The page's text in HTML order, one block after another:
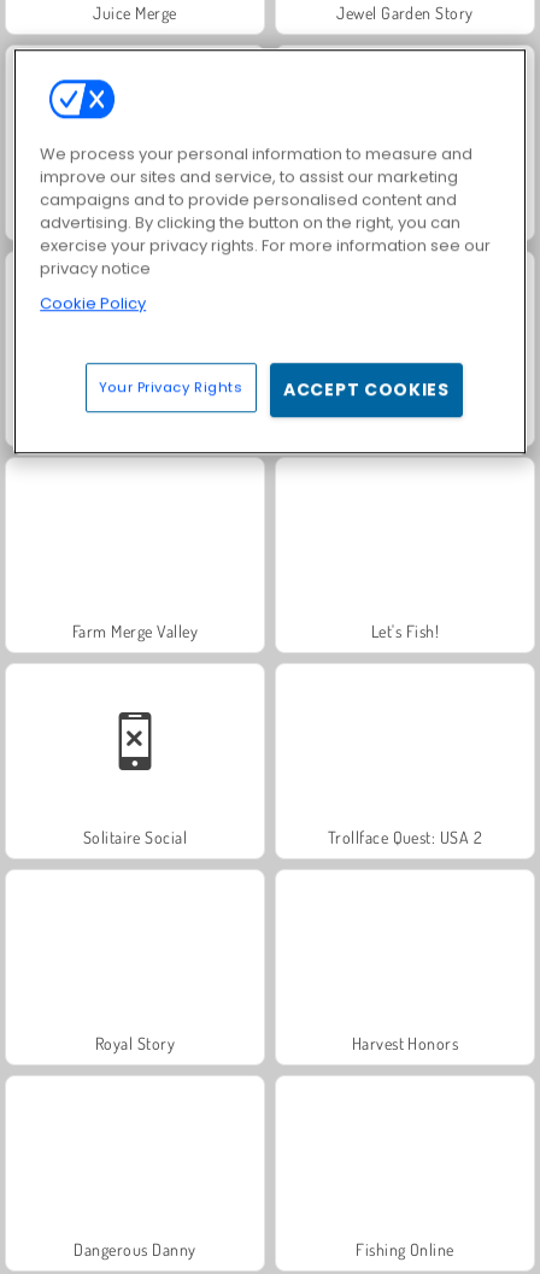
Juice Merge Jewel Garden Story
Grand Mahjong Connect
Scala 40
Farm Merge Valley Let's Fish!
Solitaire Social Trollface Quest: USA 2
Royal Story Harvest Honors
Dangerous Danny Fishing Online
We process your personal information to measure and
improve our sites and service, to assist our marketing
campaigns and to provide personalised content and
advertising. By clicking the button on the right, you can
exercise your privacy rights. For more information see our
privacy notice
Cookie Policy
Your Privacy Rights ACCEPT COOKIES